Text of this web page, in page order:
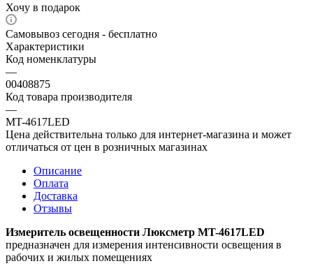
Хочу в подарок
Самовывоз сегодня - бесплатно
Характеристики
Код номенклатуры
—
00408875
Код товара производителя
—
MT-4617LED
Цена действительна только для интернет-магазина и может
отличаться от цен в розничных магазинах
Описание
Оплата
Доставка
Отзывы
Измеритель освещенности Люксметр MT-4617LED
предназначен для измерения интенсивности освещения в
рабочих и жилых помещениях